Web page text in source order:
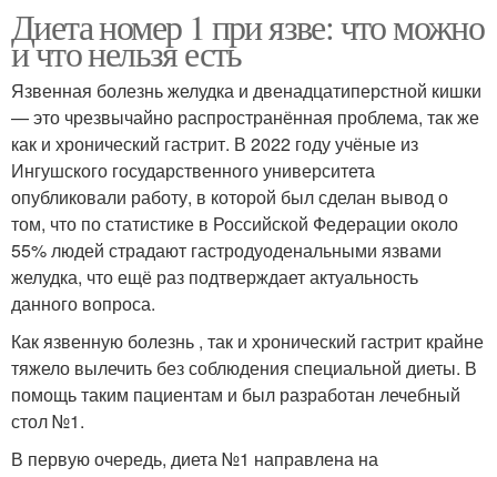
Диета номер 1 при язве: что можно
и что нельзя есть
Язвенная болезнь желудка и двенадцатиперстной кишки
— это чрезвычайно распространённая проблема, так же
как и хронический гастрит. В 2022 году учёные из
Ингушского государственного университета
опубликовали работу, в которой был сделан вывод о
том, что по статистике в Российской Федерации около
55% людей страдают гастродуоденальными язвами
желудка, что ещё раз подтверждает актуальность
данного вопроса.
Как язвенную болезнь , так и хронический гастрит крайне
тяжело вылечить без соблюдения специальной диеты. В
помощь таким пациентам и был разработан лечебный
стол №1.
В первую очередь, диета №1 направлена на